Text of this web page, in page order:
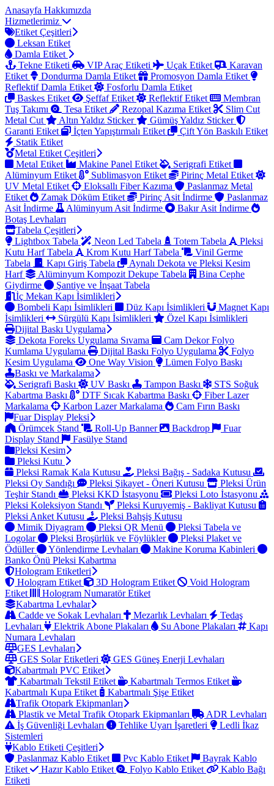
Anasayfa Hakkımızda
Hizmetlerimiz
Etiket Çeşitleri
Leksan Etiket
Damla Etiket
Tekne Etiketi
VIP Araç Etiketi Uçak Etiket
Karavan
Etiket
Dondurma Damla Etiket
Promosyon Damla Etiket
Reflektif Damla Etiket
Fosforlu Damla Etiket
Baskes Etiket
Şeffaf Etiket Reflektif Etiket
Membran
Tuş Takımı
Tesa Etiket Rezopal Kazıma Etiket
Slim Cut
Metal Cut
Altın Yaldız Sticker
Gümüş Yaldız Sticker
Garanti Etiket
İçten Yapıştırmalı Etiket
Çift Yön Baskılı Etiket
Statik Etiket
Metal Etiket Çeşitleri
Metal Etiket
Makine Panel Etiket
Serigrafi Etiket
Alüminyum Etiket
Sublimasyon Etiket
Pirinç Metal Etiket
UV Metal Etiket
Eloksallı Fiber Kazıma
Paslanmaz Metal
Etiket
Zamak Döküm Etiket Pirinç Asit İndirme
Paslanmaz
Asit İndirme
Alüminyum Asit İndirme
Bakır Asit İndirme
Botaş Levhaları
Tabela Çeşitleri
Lightbox Tabela
Neon Led Tabela Totem Tabela
Pleksi
Kutu Harf Tabela
Krom Kutu Harf Tabela
Vinil Germe
Tabela
Kapı Giriş Tabela
Aynalı Dekota ve Pleksi Kesim
Harf
Alüminyum Kompozit Dekupe Tabela
Bina Cephe
Giydirme
Şantiye ve İnşaat Tabela
İç Mekan Kapı İsimlikleri
Bombeli Kapı İsimlikleri
Düz Kapı İsimlikleri
Magnet Kapı
İsimlikleri
Sürgülü Kapı İsimlikleri
Özel Kapı İsimlikleri
Dijital Baskı Uygulama
Dekota Foreks Uygulama Sıvama
Cam Dekor Folyo
Kumlama Uygulama
Dijital Baskı Folyo Uygulama
Folyo
Kesim Uygulama
One Way Vision
Lümen Folyo Baskı
Baskı ve Markalama
Serigrafi Baskı
UV Baskı Tampon Baskı
STS Soğuk
Kabartma Baskı
DTF Sıcak Kabartma Baskı
Fiber Lazer
Markalama
Karbon Lazer Markalama
Cam Fırın Baskı
Fuar Display Pleksi
Örümcek Stand
Roll-Up Banner Backdrop
Fuar
Display Stand
Fasülye Stand
Pleksi Kesim
Pleksi Kutu
Pleksi Ramak Kala Kutusu
Pleksi Bağış - Sadaka Kutusu
Pleksi Oy Sandığı
Pleksi Şikayet - Öneri Kutusu
Pleksi Ürün
Teşhir Standı
Pleksi KKD İstasyonu
Pleksi Loto İstasyonu
Pleksi Koleksiyon Standı
Pleksi Kuruyemiş - Bakliyat Kutusu
Pleksi Anket Kutusu
Pleksi Bahşiş Kutusu
Mimik Diyagram
Pleksi QR Menü
Pleksi Tabela ve
Logolar
Pleksi Broşürlük ve Föylükler
Pleksi Plaket ve
Ödüller
Yönlendirme Levhaları
Makine Koruma Kabinleri
Banko Önü Pleksi Kabartma
Hologram Etiketleri
Hologram Etiket
3D Hologram Etiket
Void Hologram
Etiket
Hologram Numaratör Etiket
Kabartma Levhalar
Cadde ve Sokak Levhaları
Mezarlık Levhaları
Tedaş
Levhaları
Elektrik Abone Plakaları Su Abone Plakaları
Kapı
Numara Levhaları
GES Levhaları
GES Solar Etiketleri
GES Güneş Enerji Levhaları
Kabartmalı PVC Etiket
Kabartmalı Tekstil Etiket
Kabartmalı Termos Etiket
Kabartmalı Kupa Etiket
Kabartmalı Şişe Etiket
Trafik Otopark Ekipmanları
Plastik ve Metal Trafik Otopark Ekipmanları
ADR Levhaları
İş Güvenliği Levhaları
Tehlike Uyarı İşaretleri
Ledli İkaz
Sistemleri
Kablo Etiketi Çeşitleri
Paslanmaz Kablo Etiket
Pvc Kablo Etiket
Bayrak Kablo
Etiket
Hazır Kablo Etiket Folyo Kablo Etiket
Kablo Bağı
Etiketi